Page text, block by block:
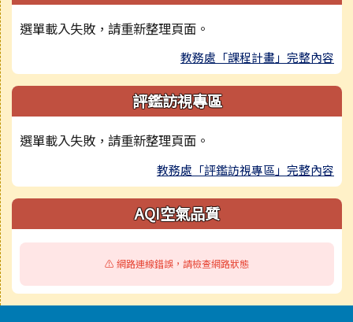
選單載入失敗，請重新整理頁面。
教務處「課程計畫」完整內容
評鑑訪視專區
選單載入失敗，請重新整理頁面。
教務處「評鑑訪視專區」完整內容
AQI空氣品質
⚠️ 網路連線錯誤，請檢查網路狀態